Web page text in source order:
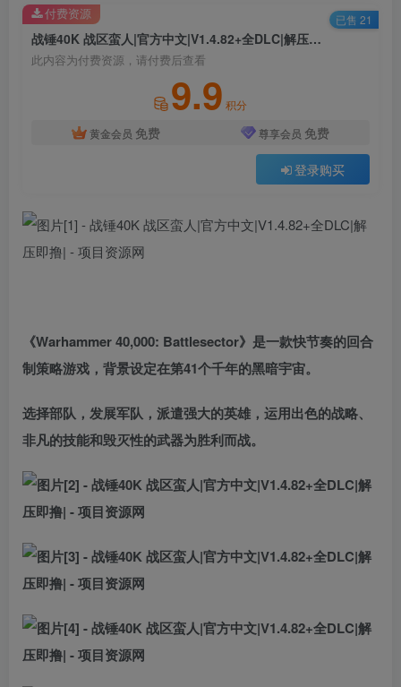
战锤40K 战区蛮人|官方中文|V1.4.82+全DLC|解压即撸|
此内容为付费资源，请付费后查看
9.9 积分
黄金会员 免费 尊享会员 免费
登录购买
付费资源 已售 21
《Warhammer 40,000: Battlesector》是一款快节奏的回合
制策略游戏，背景设定在第41个千年的黑暗宇宙。
选择部队，发展军队，派遣强大的英雄，运用出色的战略、
非凡的技能和毁灭性的武器为胜利而战。